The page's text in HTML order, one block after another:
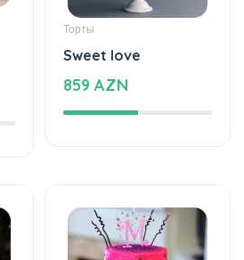
Торты
Sweet love
859 AZN